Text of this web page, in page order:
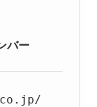
バー